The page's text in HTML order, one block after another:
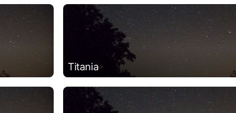
Titania